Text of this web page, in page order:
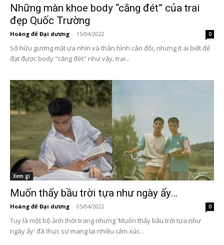
Những màn khoe body “căng đét” của trai
đẹp Quốc Trường
Hoàng đế Đại dương - 15/04/2022 0
Sở hữu gương mặt ưa nhìn và thân hình cân đối, nhưng ít ai biết để
đạt được body "căng đét" như vậy, trai...
Xem gì
Muốn thấy bầu trời tựa như ngày ấy…
Hoàng đế Đại dương - 05/04/2022 0
Tuy là một bộ ảnh thời trang nhưng 'Muốn thấy bầu trời tựa như
ngày ấy' đã thực sự mang lại nhiều cảm xúc...